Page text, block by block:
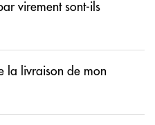
virement sont-ils
la livraison de mon